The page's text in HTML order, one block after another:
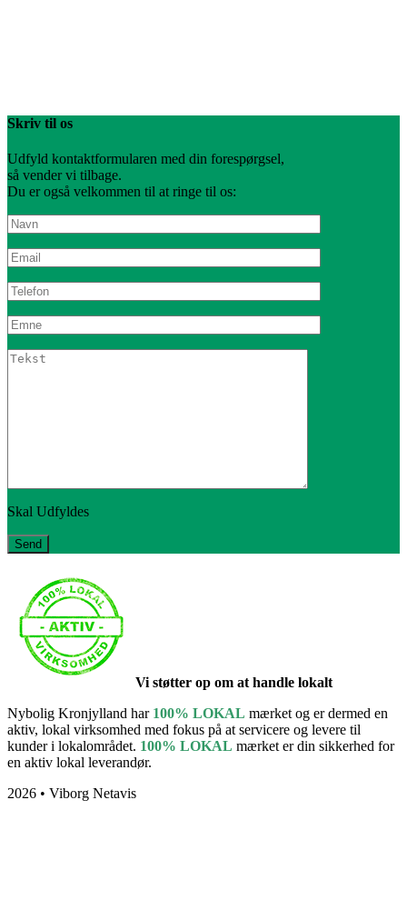
Skriv til os
Udfyld kontaktformularen med din forespørgsel,
så vender vi tilbage.
Du er også velkommen til at ringe til os:
Skal Udfyldes
Vi støtter op om at handle lokalt
Nybolig Kronjylland har 100% LOKAL mærket og er dermed en
aktiv, lokal virksomhed med fokus på at servicere og levere til
kunder i lokalområdet. 100% LOKAL mærket er din sikkerhed for
en aktiv lokal leverandør.
2026 • Viborg Netavis